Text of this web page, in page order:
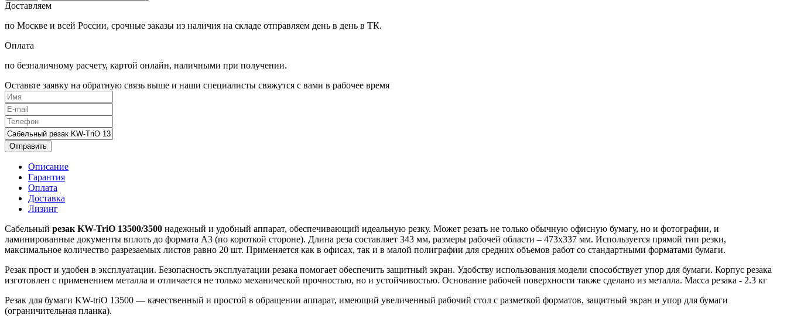
Доставляем
по Москве и всей России, срочные заказы из наличия на складе отправляем день в день в ТК.
Оплата
по безналичному расчету, картой онлайн, наличными при получении.
Оставьте заявку на обратную связь выше и наши специалисты свяжутся с вами в рабочее время
Отправить
Описание
Гарантия
Оплата
Доставка
Лизинг
Сабельный резак KW-TriO 13500/3500 надежный и удобный аппарат, обеспечивающий идеальную резку. Может резать не только обычную офисную бумагу, но и фотографии, и
ламинированные документы вплоть до формата А3 (по короткой стороне). Длина реза составляет 343 мм, размеры рабочей области – 473x337 мм. Используется прямой тип резки,
максимальное количество разрезаемых листов равно 20 шт. Применяется как в офисах, так и в малой полиграфии для средних объемов работ со стандартными форматами бумаги.
Резак прост и удобен в эксплуатации. Безопасность эксплуатации резака помогает обеспечить защитный экран. Удобству использования модели способствует упор для бумаги. Корпус резака
изготовлен с применением металла и отличается не только механической прочностью, но и устойчивостью. Основание рабочей поверхности также сделано из металла. Масса резака - 2.3 кг
Резак для бумаги KW-triO 13500 — качественный и простой в обращении аппарат, имеющий увеличенный рабочий стол с разметкой форматов, защитный экран и упор для бумаги
(ограничительная планка).